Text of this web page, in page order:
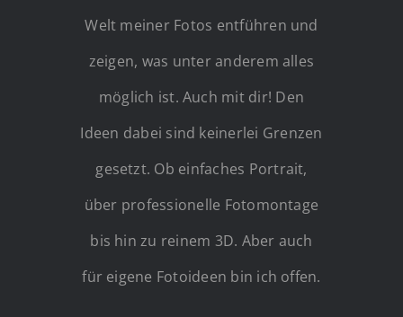
Welt meiner Fotos entführen und
zeigen, was unter anderem alles
möglich ist. Auch mit dir! Den
Ideen dabei sind keinerlei Grenzen
gesetzt. Ob einfaches Portrait,
über professionelle Fotomontage
bis hin zu reinem 3D. Aber auch
für eigene Fotoideen bin ich offen.